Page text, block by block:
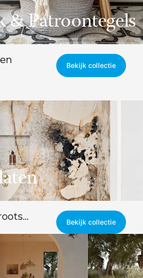
& Patroontegels
Bekijk collectie
Bekijk collectie